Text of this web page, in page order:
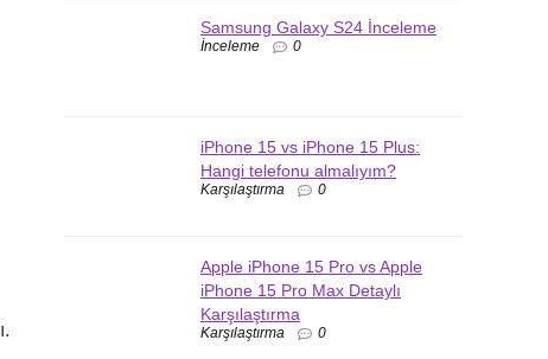
Samsung Galaxy S24 İnceleme
İnceleme 0
iPhone 15 vs iPhone 15 Plus:
Hangi telefonu almalıyım?
Karşılaştırma 0
Apple iPhone 15 Pro vs Apple
iPhone 15 Pro Max Detaylı
Karşılaştırma
Karşılaştırma 0